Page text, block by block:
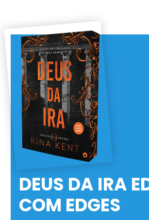
DEUS DA IRA
COM EDGES